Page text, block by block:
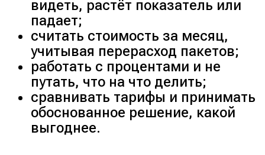
видеть, растёт показатель или
падает;
считать стоимость за месяц,
учитывая перерасход пакетов;
работать с процентами и не
путать, что на что делить;
сравнивать тарифы и принимать
обоснованное решение, какой
выгоднее.